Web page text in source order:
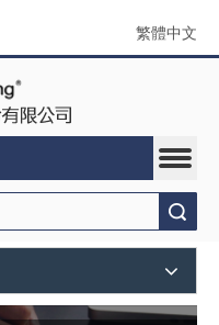
繁體中文